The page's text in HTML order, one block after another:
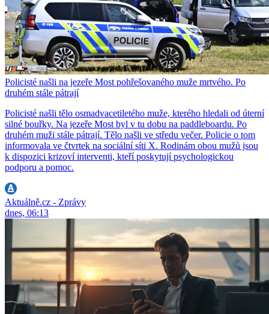
Policisté našli na jezeře Most pohřešovaného muže mrtvého. Po
druhém stále pátrají
Policisté našli tělo osmadvacetiletého muže, kterého hledali od úterní
silné bouřky. Na jezeře Most byl v tu dobu na paddleboardu. Po
druhém muži stále pátrají. Tělo našli ve středu večer. Policie o tom
informovala ve čtvrtek na sociální síti X. Rodinám obou mužů jsou
k dispozici krizoví interventi, kteří poskytují psychologickou
podporu a pomoc.
Aktuálně.cz - Zprávy
dnes, 06:13